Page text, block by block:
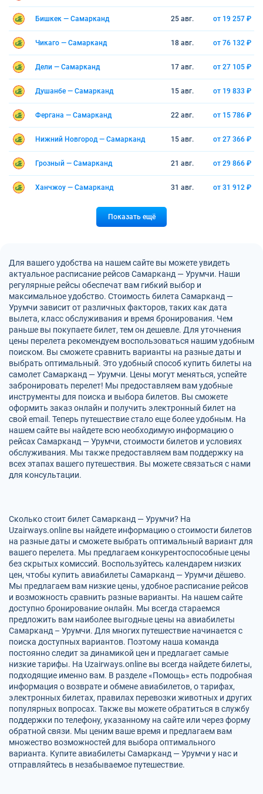
Бишкек — Самарканд 25 авг. от 19 257 ₽
Чикаго — Самарканд 18 авг. от 76 132 ₽
Дели — Самарканд 17 авг. от 27 105 ₽
Душанбе — Самарканд 15 авг. от 19 833 ₽
Фергана — Самарканд 22 авг. от 15 786 ₽
Нижний Новгород — Самарканд 15 авг. от 27 366 ₽
Грозный — Самарканд 21 авг. от 29 866 ₽
Ханчжоу — Самарканд 31 авг. от 31 912 ₽
Показать ещё
Для вашего удобства на нашем сайте вы можете увидеть
актуальное расписание рейсов Самарканд — Урумчи. Наши
регулярные рейсы обеспечат вам гибкий выбор и
максимальное удобство. Стоимость билета Самарканд —
Урумчи зависит от различных факторов, таких как дата
вылета, класс обслуживания и время бронирования. Чем
раньше вы покупаете билет, тем он дешевле. Для уточнения
цены перелета рекомендуем воспользоваться нашим удобным
поиском. Вы сможете сравнить варианты на разные даты и
выбрать оптимальный. Это удобный способ купить билеты на
самолет Самарканд — Урумчи. Цены могут меняться, успейте
забронировать перелет! Мы предоставляем вам удобные
инструменты для поиска и выбора билетов. Вы сможете
оформить заказ онлайн и получить электронный билет на
свой email. Теперь путешествие стало еще более удобным. На
нашем сайте вы найдете всю необходимую информацию о
рейсах Самарканд — Урумчи, стоимости билетов и условиях
обслуживания. Мы также предоставляем вам поддержку на
всех этапах вашего путешествия. Вы можете связаться с нами
для консультации.
Сколько стоит билет Самарканд — Урумчи? На
Uzairways.online вы найдете информацию о стоимости билетов
на разные даты и сможете выбрать оптимальный вариант для
вашего перелета. Мы предлагаем конкурентоспособные цены
без скрытых комиссий. Воспользуйтесь календарем низких
цен, чтобы купить авиабилеты Самарканд — Урумчи дёшево.
Мы предлагаем вам низкие цены, удобное расписание рейсов
и возможность сравнить разные варианты. На нашем сайте
доступно бронирование онлайн. Мы всегда стараемся
предложить вам наиболее выгодные цены на авиабилеты
Самарканд – Урумчи. Для многих путешествие начинается с
поиска доступных вариантов. Поэтому наша команда
постоянно следит за динамикой цен и предлагает самые
низкие тарифы. На Uzairways.online вы всегда найдете билеты,
подходящие именно вам. В разделе «Помощь» есть подробная
информация о возврате и обмене авиабилетов, о тарифах,
электронных билетах, правилах перевозки животных и других
популярных вопросах. Также вы можете обратиться в службу
поддержки по телефону, указанному на сайте или через форму
обратной связи. Мы ценим ваше время и предлагаем вам
множество возможностей для выбора оптимального
варианта. Купите авиабилеты Самарканд — Урумчи у нас и
отправляйтесь в незабываемое путешествие.